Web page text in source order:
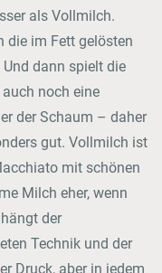
als Vollmilch.
die im Fett gelösten
dann spielt die
noch eine
der Schaum – daher
gut. Vollmilch ist
mit schönen
Milch eher, wenn
der
Technik und der
Druck, aber in jedem